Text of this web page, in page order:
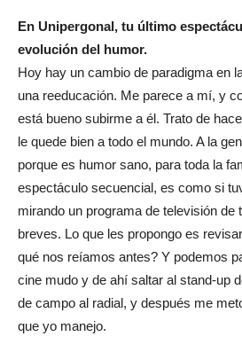
En Unipergonal, tu último
evolución del humor.
Hoy hay un cambio de paradigma en
una reeducación. Me parece a mí, y
está bueno subirme a él. Trato de
le quede bien a todo el mundo. A la
porque es humor sano, para toda la
espectáculo secuencial, es como si
mirando un programa de televisión de
breves. Lo que les propongo es
qué nos reíamos antes? Y podemos
cine mudo y de ahí saltar al stand-up
de campo al radial, y después me
que yo manejo.